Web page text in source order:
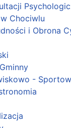
Chociwlu
i Obrona
-